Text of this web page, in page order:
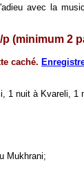
avec la
(minimum 2
caché.
1 nuit à Kvareli, 1
Mukhrani;